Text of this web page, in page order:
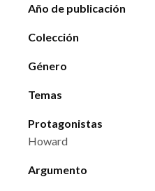
Año de publicación
Colección
Género
Temas
Protagonistas
Howard
Argumento